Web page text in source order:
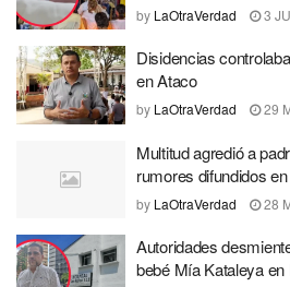
by LaOtraVerdad 3
Disidencias
en Ataco
by LaOtraVerdad 29
Multitud agredió a
rumores difundidos
by LaOtraVerdad 28
Autoridades
bebé Mía Kataleya en